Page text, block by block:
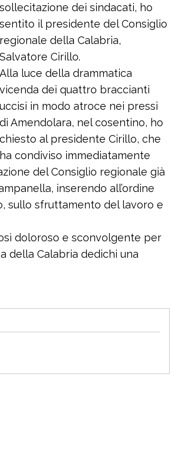
sollecitazione dei sindacati, ho
sentito il presidente del Consiglio
regionale della Calabria,
Salvatore Cirillo.
Alla luce della drammatica
vicenda dei quattro braccianti
uccisi in modo atroce nei pressi
di Amendolara, nel cosentino, ho
chiesto al presidente Cirillo, che
ha condiviso immediatamente
del Consiglio regionale già
inserendo all’ordine
sullo sfruttamento del lavoro e
doloroso e sconvolgente per
della Calabria dedichi una